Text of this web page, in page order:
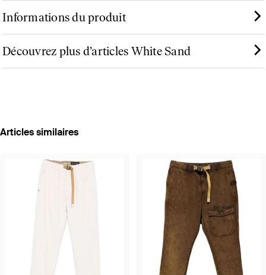
Informations du produit
Découvrez plus d’articles White Sand
Articles similaires